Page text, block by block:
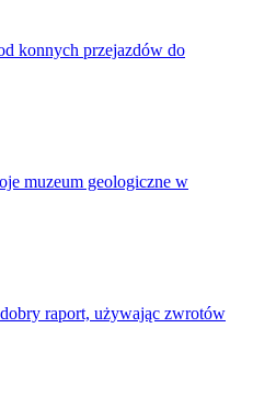
konnych przejazdów do
muzeum geologiczne w
raport, używając zwrotów